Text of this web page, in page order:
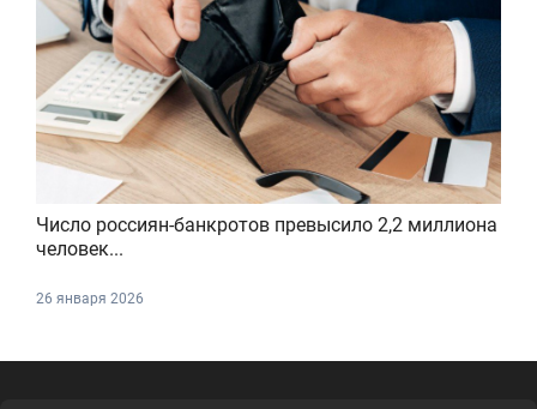
Число россиян-банкротов превысило 2,2 миллиона
человек...
26 января 2026